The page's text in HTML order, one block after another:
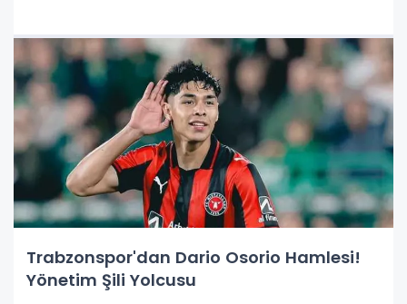
Trabzonspor'dan Dario Osorio Hamlesi!
Yönetim Şili Yolcusu